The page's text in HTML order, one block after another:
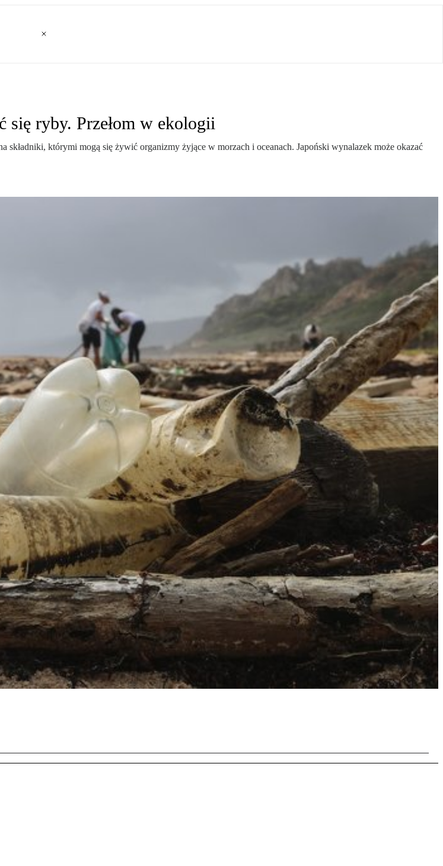
ryby. Przełom w ekologii
składniki, którymi mogą się żywić organizmy żyjące w morzach i oceanach. Japoński wynalazek może okazać